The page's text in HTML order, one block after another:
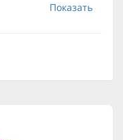
Показать